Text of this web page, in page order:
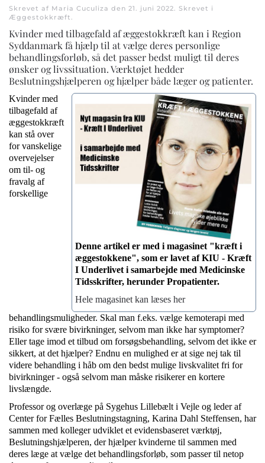
Skrevet af Maria Cuculiza den 21. juni 2022 . Skrevet i
Æggestokkræft
Kvinder med tilbagefald af æggestokkræft kan i Region
Syddanmark få hjælp til at vælge deres personlige
behandlingsforløb, så det passer bedst muligt til deres
ønsker og livssituation. Værktøjet hedder
Beslutningshjælperen og hjælper både læger og patienter.
Denne artikel er med i magasinet "kræft i
æggestokkene", som er lavet af KIU - Kræft
I Underlivet i samarbejde med Medicinske
Tidsskrifter, herunder Propatienter.
Hele magasinet kan læses her
Kvinder med
tilbagefald af
æggestokkræft
kan stå over
for vanskelige
overvejelser
om til- og
fravalg af
forskellige
behandlingsmuligheder. Skal man f.eks. vælge kemoterapi med
risiko for svære bivirkninger, selvom man ikke har symptomer?
Eller tage imod et tilbud om forsøgsbehandling, selvom det ikke er
sikkert, at det hjælper? Endnu en mulighed er at sige nej tak til
videre behandling i håb om den bedst mulige livskvalitet fri for
bivirkninger - også selvom man måske risikerer en kortere
livslængde.
Professor og overlæge på Sygehus Lillebælt i Vejle og leder af
Center for Fælles Beslutningstagning, Karina Dahl Steffensen, har
sammen med kolleger udviklet et evidensbaseret værktøj,
Beslutningshjælperen, der hjælper kvinderne til sammen med
deres læge at vælge det behandlingsforløb, som passer til netop